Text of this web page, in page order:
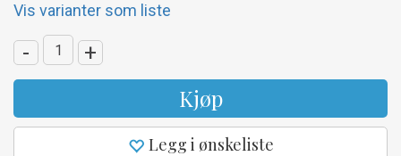
Vis varianter som liste
- +
Kjøp
Legg i ønskeliste